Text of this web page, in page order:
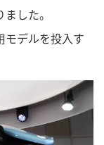
した。
モデルを投入す